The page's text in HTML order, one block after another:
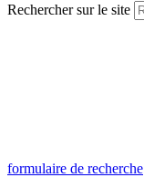
Rechercher sur le site
formulaire de recherche